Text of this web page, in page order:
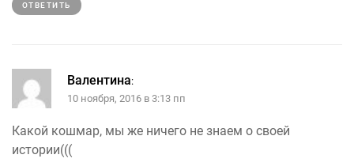
ОТВЕТИТЬ
Валентина:
10 ноября, 2016 в 3:13 пп
Какой кошмар, мы же ничего не знаем о своей
истории(((